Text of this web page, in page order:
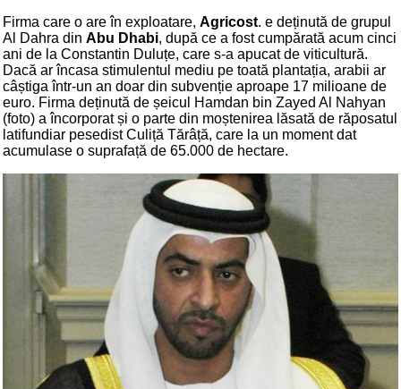
Firma care o are în exploatare, Agricost. e deținută de grupul
Al Dahra din Abu Dhabi, după ce a fost cumpărată acum cinci
ani de la Constantin Duluțe, care s-a apucat de viticultură.
Dacă ar încasa stimulentul mediu pe toată plantația, arabii ar
câștiga într-un an doar din subvenție aproape 17 milioane de
euro. Firma deținută de șeicul Hamdan bin Zayed Al Nahyan
(foto) a încorporat și o parte din moștenirea lăsată de răposatul
latifundiar pesedist Culiță Tărâță, care la un moment dat
acumulase o suprafață de 65.000 de hectare.